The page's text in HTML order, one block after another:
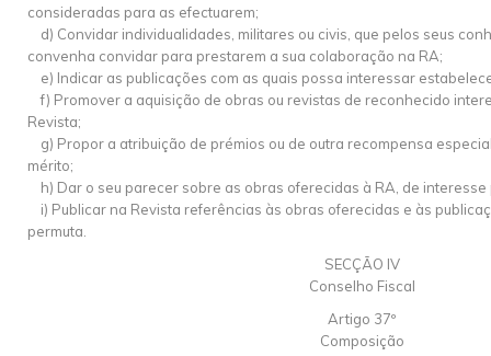
consideradas para as efectuarem;
d) Convidar individualidades, militares ou civis, que pelos seus
convenha convidar para prestarem a sua colaboração na RA;
e) Indicar as publicações com as quais possa interessar
f) Promover a aquisição de obras ou revistas de reconhecido
Revista;
g) Propor a atribuição de prémios ou de outra recompensa
mérito;
h) Dar o seu parecer sobre as obras oferecidas à RA, de
i) Publicar na Revista referências às obras oferecidas e às
permuta.
SECÇÃO IV
Conselho Fiscal
Artigo 37º
Composição